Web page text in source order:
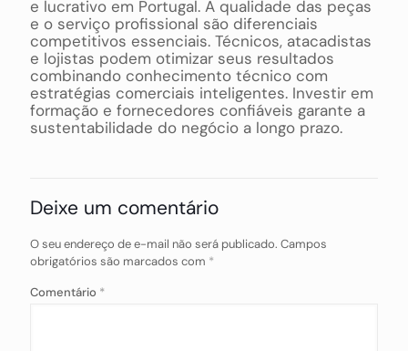
e lucrativo em Portugal. A qualidade das peças
e o serviço profissional são diferenciais
competitivos essenciais. Técnicos, atacadistas
e lojistas podem otimizar seus resultados
combinando conhecimento técnico com
estratégias comerciais inteligentes. Investir em
formação e fornecedores confiáveis garante a
sustentabilidade do negócio a longo prazo.
Deixe um comentário
O seu endereço de e-mail não será publicado. Campos
obrigatórios são marcados com *
Comentário *